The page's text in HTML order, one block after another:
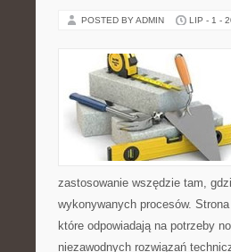
POSTED BY ADMIN LIP - 1 -
zastosowanie wszędzie tam,
wykonywanych procesów.
które odpowiadają na potrzeby
niezawodnych rozwiązań